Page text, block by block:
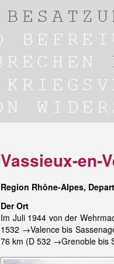
Vassieux-en-
Region Rhône-Alpes,
Der Ort
Im Juli 1944 von der
1532 →Valence bis
76 km (D 532 →Grenoble bis